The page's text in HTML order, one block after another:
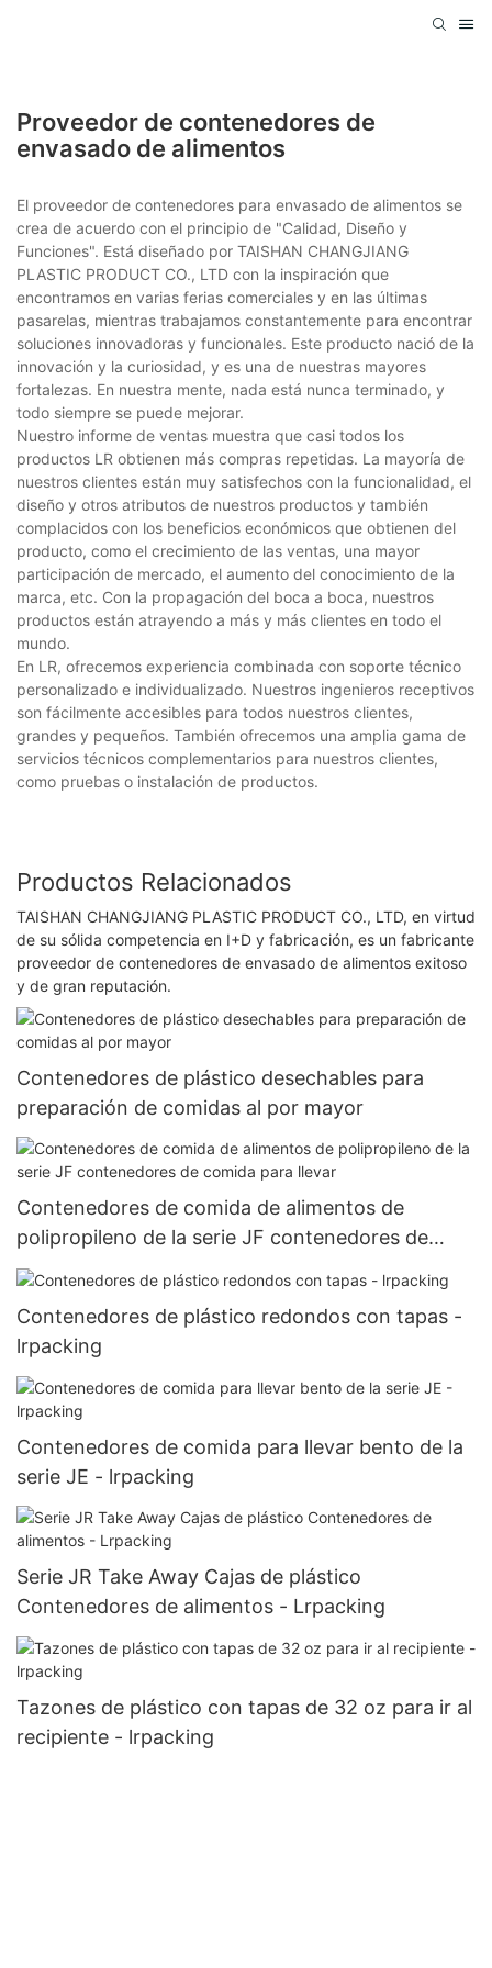
Proveedor de contenedores de
envasado de alimentos
El proveedor de contenedores para envasado de alimentos se
crea de acuerdo con el principio de "Calidad, Diseño y
Funciones". Está diseñado por TAISHAN CHANGJIANG
PLASTIC PRODUCT CO., LTD con la inspiración que
encontramos en varias ferias comerciales y en las últimas
pasarelas, mientras trabajamos constantemente para encontrar
soluciones innovadoras y funcionales. Este producto nació de la
innovación y la curiosidad, y es una de nuestras mayores
fortalezas. En nuestra mente, nada está nunca terminado, y
todo siempre se puede mejorar.
Nuestro informe de ventas muestra que casi todos los
productos LR obtienen más compras repetidas. La mayoría de
nuestros clientes están muy satisfechos con la funcionalidad, el
diseño y otros atributos de nuestros productos y también
complacidos con los beneficios económicos que obtienen del
producto, como el crecimiento de las ventas, una mayor
participación de mercado, el aumento del conocimiento de la
marca, etc. Con la propagación del boca a boca, nuestros
productos están atrayendo a más y más clientes en todo el
mundo.
En LR, ofrecemos experiencia combinada con soporte técnico
personalizado e individualizado. Nuestros ingenieros receptivos
son fácilmente accesibles para todos nuestros clientes,
grandes y pequeños. También ofrecemos una amplia gama de
servicios técnicos complementarios para nuestros clientes,
como pruebas o instalación de productos.
Productos Relacionados
TAISHAN CHANGJIANG PLASTIC PRODUCT CO., LTD, en virtud
de su sólida competencia en I+D y fabricación, es un fabricante
proveedor de contenedores de envasado de alimentos exitoso
y de gran reputación.
Contenedores de plástico desechables para
preparación de comidas al por mayor
Contenedores de comida de alimentos de
polipropileno de la serie JF contenedores de
comida para llevar
Contenedores de plástico redondos con tapas -
lrpacking
Contenedores de comida para llevar bento de la
serie JE - lrpacking
Serie JR Take Away Cajas de plástico
Contenedores de alimentos - Lrpacking
Tazones de plástico con tapas de 32 oz para ir al
recipiente - lrpacking